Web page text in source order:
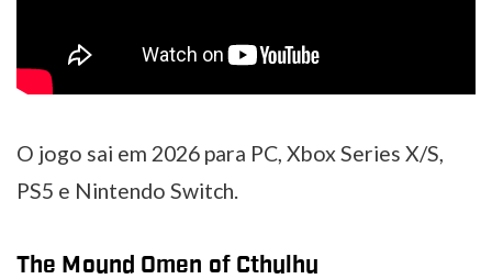
O jogo sai em 2026 para PC, Xbox Series X/S,
PS5 e Nintendo Switch.
The Mound Omen of Cthulhu